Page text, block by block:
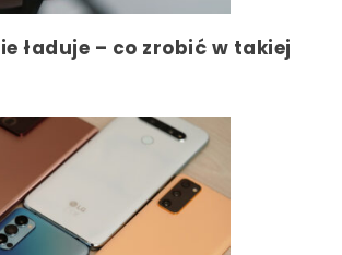
ładuje – co zrobić w takiej